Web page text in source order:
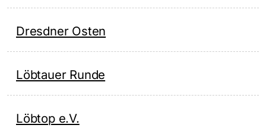
Dresdner Osten
Löbtauer Runde
Löbtop e.V.